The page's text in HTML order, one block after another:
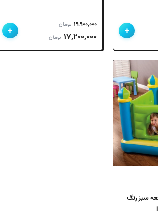
۱۸,۴۰۰,۰۰۰ تومان
+ ۱۹,۹۰۰,۰۰۰ تومان
قیمت
اصلی
۱۷,۲۰۰,۰۰۰ تومانقیمت
فعلی
+
سبز رنگ